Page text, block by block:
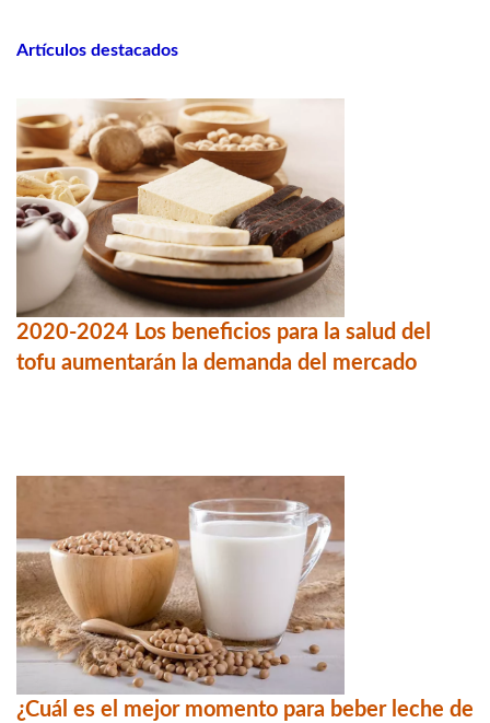
Artículos destacados
2020-2024 Los beneficios para la salud del
tofu aumentarán la demanda del mercado
¿Cuál es el mejor momento para beber leche de